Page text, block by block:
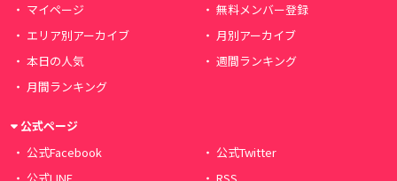
マイページ
無料メンバー登録
エリア別アーカイブ
月別アーカイブ
本日の人気
週間ランキング
月間ランキング
公式ページ
公式Facebook
公式Twitter